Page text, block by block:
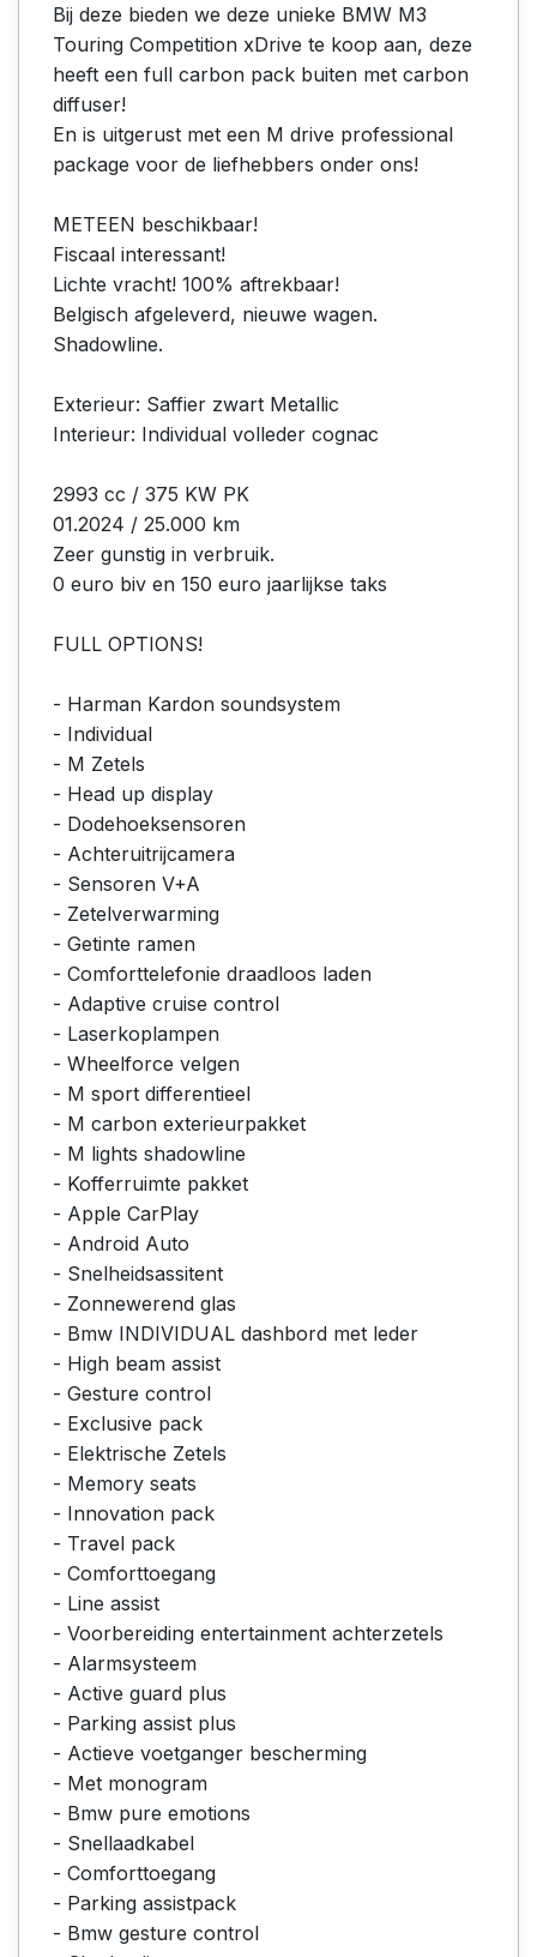
Bij deze bieden we deze unieke BMW M3
Touring Competition xDrive te koop aan, deze
heeft een full carbon pack buiten met carbon
diffuser!
En is uitgerust met een M drive professional
package voor de liefhebbers onder ons!
METEEN beschikbaar!
Fiscaal interessant!
Lichte vracht! 100% aftrekbaar!
Belgisch afgeleverd, nieuwe wagen.
Shadowline.
Exterieur: Saffier zwart Metallic
Interieur: Individual volleder cognac
2993 cc / 375 KW PK
01.2024 / 25.000 km
Zeer gunstig in verbruik.
0 euro biv en 150 euro jaarlijkse taks
FULL OPTIONS!
- Harman Kardon soundsystem
- Individual
- M Zetels
- Head up display
- Dodehoeksensoren
- Achteruitrijcamera
- Sensoren V+A
- Zetelverwarming
- Getinte ramen
- Comforttelefonie draadloos laden
- Adaptive cruise control
- Laserkoplampen
- Wheelforce velgen
- M sport differentieel
- M carbon exterieurpakket
- M lights shadowline
- Kofferruimte pakket
- Apple CarPlay
- Android Auto
- Snelheidsassitent
- Zonnewerend glas
- Bmw INDIVIDUAL dashbord met leder
- High beam assist
- Gesture control
- Exclusive pack
- Elektrische Zetels
- Memory seats
- Innovation pack
- Travel pack
- Comforttoegang
- Line assist
- Voorbereiding entertainment achterzetels
- Alarmsysteem
- Active guard plus
- Parking assist plus
- Actieve voetganger bescherming
- Met monogram
- Bmw pure emotions
- Snellaadkabel
- Comforttoegang
- Parking assistpack
- Bmw gesture control